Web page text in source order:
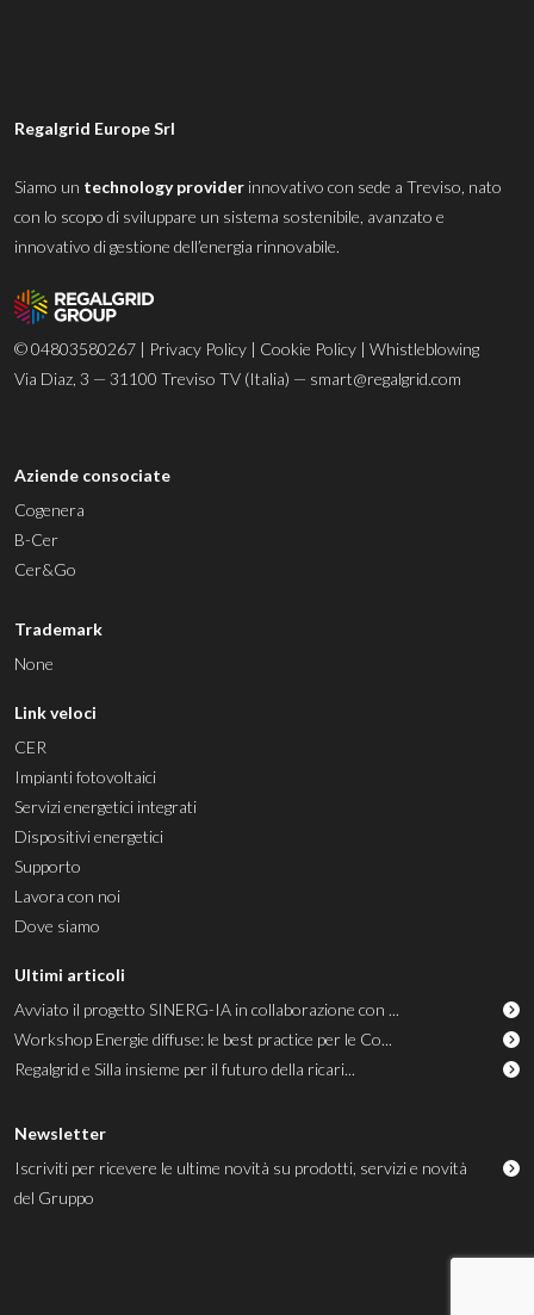
Regalgrid Europe Srl
Siamo un technology provider innovativo con sede a Treviso, nato
con lo scopo di sviluppare un sistema sostenibile, avanzato e
innovativo di gestione dell’energia rinnovabile.
© 04803580267 | Privacy Policy | Cookie Policy | Whistleblowing
Via Diaz, 3 — 31100 Treviso TV (Italia) — smart@regalgrid.com
Aziende consociate
Cogenera
B-Cer
Cer&Go
Trademark
None
Link veloci
CER
Impianti fotovoltaici
Servizi energetici integrati
Dispositivi energetici
Supporto
Lavora con noi
Dove siamo
Ultimi articoli
Avviato il progetto SINERG-IA in collaborazione con ...
Workshop Energie diffuse: le best practice per le Co...
Regalgrid e Silla insieme per il futuro della ricari...
Newsletter
Iscriviti per ricevere le ultime novità su prodotti, servizi e novità
del Gruppo